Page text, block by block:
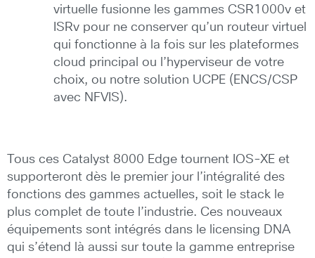
virtuelle fusionne les gammes CSR1000v et
ISRv pour ne conserver qu’un routeur virtuel
qui fonctionne à la fois sur les plateformes
cloud principal ou l’hyperviseur de votre
choix, ou notre solution UCPE (ENCS/CSP
avec NFVIS).
Tous ces Catalyst 8000 Edge tournent IOS-XE et
supporteront dès le premier jour l’intégralité des
fonctions des gammes actuelles, soit le stack le
plus complet de toute l’industrie. Ces nouveaux
équipements sont intégrés dans le licensing DNA
qui s’étend là aussi sur toute la gamme entreprise